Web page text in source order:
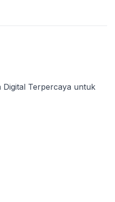
Digital Terpercaya untuk